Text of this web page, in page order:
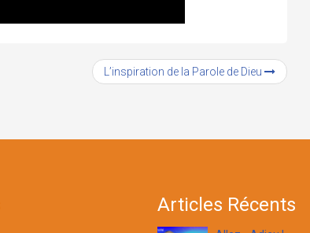
L’inspiration de la Parole de Dieu
Articles Récents